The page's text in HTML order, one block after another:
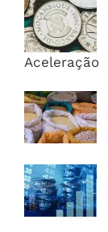
Aceleração